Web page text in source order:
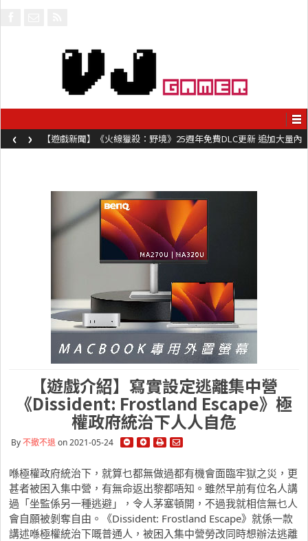
【遊戲新聞】《火線獵殺：野境》25週年免費DLC更新 追加大量內
容同時系舊作限時超平價折扣
‹ ›
【遊戲介紹】寫實設定逃離集中營
《Dissident: Frostland Escape》極
權政府統治下人人自危
By不撤不退 on 2021-05-24
喺極權政府統治下，就算乜都無做過都有機會面臨牢獄之災，更
甚者被困入集中營，有無命返出黎都唔知。雖然早前有位名人講
過「坐監係另一種逃避」，令人茅塞頓開，不過我就相信無乜人
會自願被剝奪自由。《Dissident: Frostland Escape》就係一款
講述喺極權統治下嘅普通人，被困入集中營勞改同時想辦法逃離